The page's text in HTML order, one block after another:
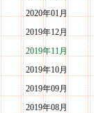
2020年01月
2019年12月
2019年11月
2019年10月
2019年09月
2019年08月